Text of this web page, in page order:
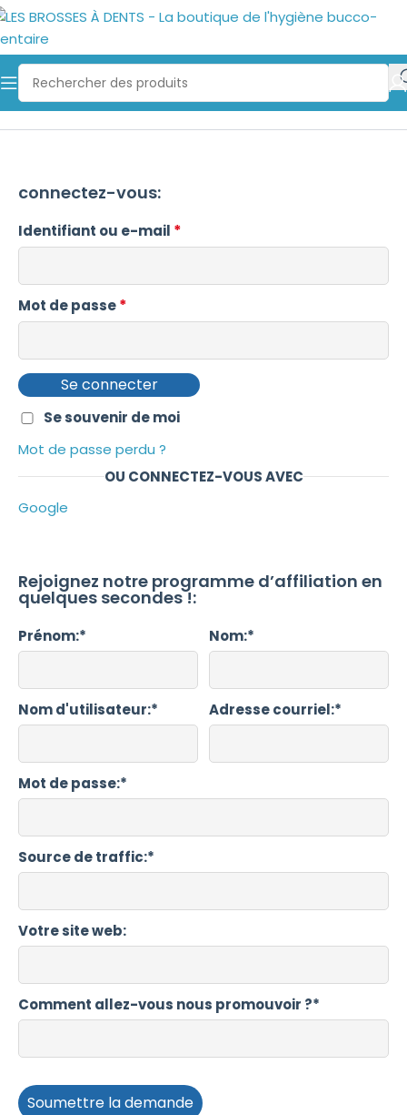
connectez-vous:
Identifiant ou e-mail *
Mot de passe*
Se connecter
Mot de passe perdu ?
Se souvenir de moi
OU CONNECTEZ-VOUS AVEC
Google
Rejoignez notre programme d’affiliation en
quelques secondes !:
prénom:* nom:*
nom d'utilisateur:* adresse courriel:*
mot de passe:*
Source de traffic:*
Votre site web:
Comment allez-vous nous promouvoir ?*